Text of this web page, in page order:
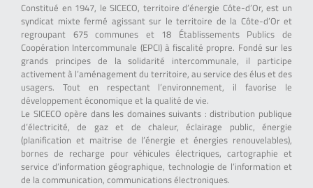
Constitué en 1947, le SICECO, territoire d’énergie Côte-d’Or, est un
syndicat mixte fermé agissant sur le territoire de la Côte-d’Or et
regroupant 675 communes et 18 Établissements Publics de
Coopération Intercommunale (EPCI) à fiscalité propre. Fondé sur les
grands principes de la solidarité intercommunale, il participe
activement à l’aménagement du territoire, au service des élus et des
usagers. Tout en respectant l’environnement, il favorise le
développement économique et la qualité de vie.
Le SICECO opère dans les domaines suivants : distribution publique
d’électricité, de gaz et de chaleur, éclairage public, énergie
(planification et maitrise de l’énergie et énergies renouvelables),
bornes de recharge pour véhicules électriques, cartographie et
service d’information géographique, technologie de l’information et
de la communication, communications électroniques.